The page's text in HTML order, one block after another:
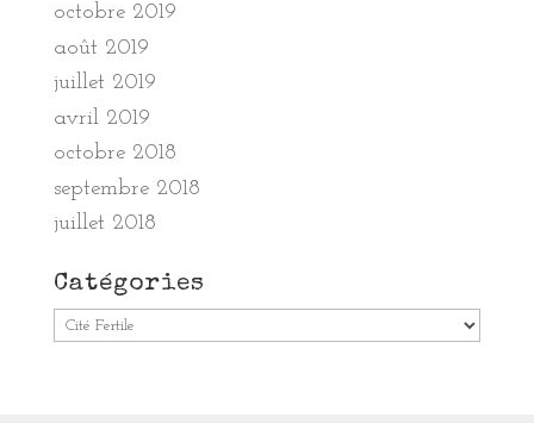
octobre 2019
août 2019
juillet 2019
avril 2019
octobre 2018
septembre 2018
juillet 2018
Catégories
Catégories